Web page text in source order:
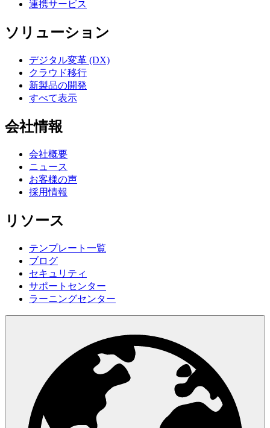
連携サービス
ソリューション
デジタル変革 (DX)
クラウド移行
新製品の開発
すべて表示
会社情報
会社概要
ニュース
お客様の声
採用情報
リソース
テンプレート一覧
ブログ
セキュリティ
サポートセンター
ラーニングセンター